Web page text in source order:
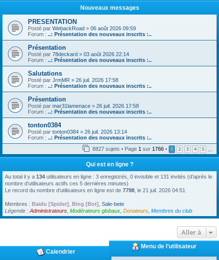
Nouveaux messages
PRESENTATION
Posté par WebackRoad » 06 août 2026 09:59
Forum : ..: Présentation des nouveaux inscrits :..
Présentation
Posté par 78deckard » 03 août 2026 22:14
Forum : ..: Présentation des nouveaux inscrits :..
Salutations
Posté par JrmMR » 26 juil. 2026 17:58
Forum : ..: Présentation des nouveaux inscrits :..
Présentation
Posté par mar31lamenace » 26 juil. 2026 17:58
Forum : ..: Présentation des nouveaux inscrits :..
tonton0384
Posté par tonton0384 » 26 juil. 2026 13:14
Forum : ..: Présentation des nouveaux inscrits :..
8827 sujets • Page 1 sur 1766 • 1 2 3 4 5
Qui est en ligne ?
Au total il y a 134 utilisateurs en ligne : 3 enregistrés, 0 invisible et 131 invités (d’après le
nombre d’utilisateurs actifs ces 5 dernières minutes)
Le record du nombre d’utilisateurs en ligne est de 7798 , le 21 juil. 2026 04:51
Membres : Baidu [Spider] Bing [Bot] Sale-bete
Légende : Administrateurs Modérateurs globaux Donateurs Membres du club
Aller à
Calendrier
Menu de l’utilisateur